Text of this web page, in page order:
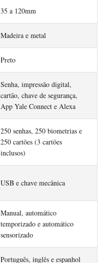
35 a 120mm
Madeira e metal
Preto
Senha, impressão digital,
cartão, chave de segurança,
App Yale Connect e Alexa
250 senhas, 250 biometrias e
250 cartões (3 cartões
inclusos)
USB e chave mecânica
Manual, automático
temporizado e automático
sensorizado
Português, inglês e espanhol